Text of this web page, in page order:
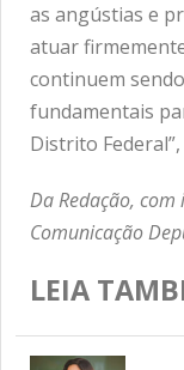
as angústias e
atuar
continuem
fundamentais
Distrito
Da Redação,
Comunicação
LEIA